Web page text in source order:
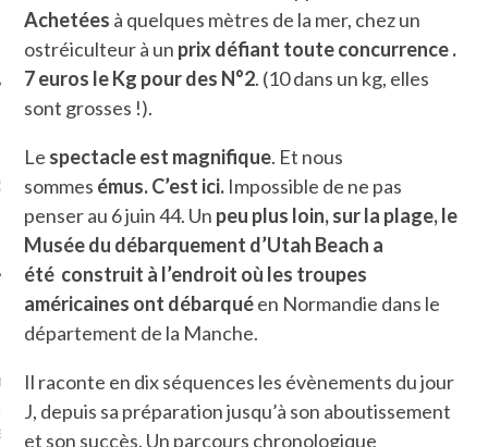
? POUR QUI ?
DE DAX. ET POURQUOI PAS
?
MES DERNIERS
SUR FACEBOOK
QUI MARCHE
journaliste à France
toujours aimé marcher.
conquis mais en
Achetées à quelques mètres de la mer, chez un
ostréiculteur à un prix défiant toute concurrence .
7 euros le Kg pour des N°2. (10 dans un kg, elles
sont grosses !).
Le spectacle est magnifique. Et nous
sommes émus. C’est ici. Impossible de ne pas
penser au 6 juin 44. Un peu plus loin, sur la plage, le
Musée du débarquement d’Utah Beach a
été construit à l’endroit où les troupes
américaines ont débarquéen Normandie dans le
département de la Manche.
Il raconte en dix séquences les évènements du jour
J, depuis sa préparation jusqu’à son aboutissement
et son succès. Un parcours chronologique